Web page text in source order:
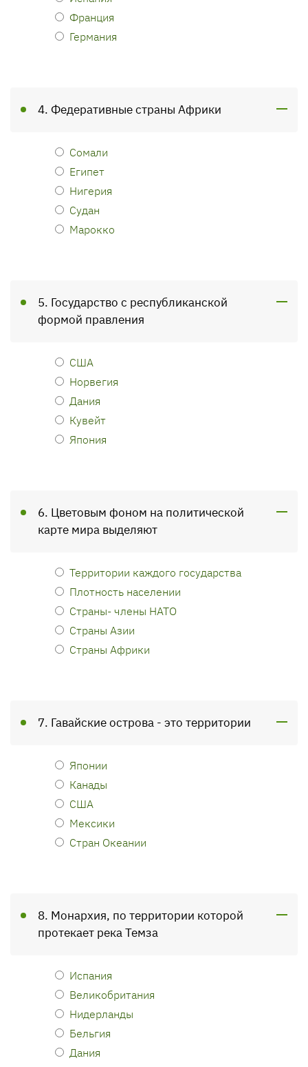
Франция
Германия
4. Федеративные страны Африки
Сомали
Египет
Нигерия
Судан
Марокко
5. Государство с республиканской
формой правления
США
Норвегия
Дания
Кувейт
Япония
6. Цветовым фоном на политической
карте мира выделяют
Территории каждого государства
Плотность населении
Страны- члены НАТО
Страны Азии
Страны Африки
7. Гавайские острова - это территории
Японии
Канады
США
Мексики
Стран Океании
8. Монархия, по территории которой
протекает река Темза
Испания
Великобритания
Нидерланды
Бельгия
Дания